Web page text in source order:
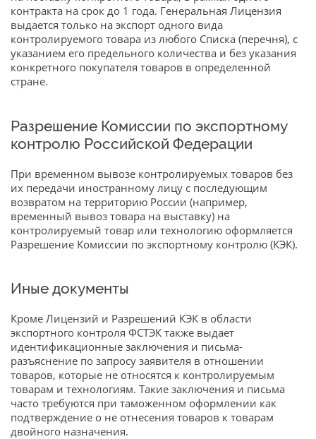
контракта на срок до 1 года. Генеральная Лицензия
выдается только на экспорт одного вида
контролируемого товара из любого Списка (перечня), с
указанием его предельного количества и без указания
конкретного покупателя товаров в определенной
стране.
Разрешение Комиссии по экспортному
контролю Российской Федерации
При временном вывозе контролируемых товаров без
их передачи иностранному лицу с последующим
возвратом на территорию России (например,
временный вывоз товара на выставку) на
контролируемый товар или технологию оформляется
Разрешение Комиссии по экспортному контролю (КЭК).
Иные документы
Кроме Лицензий и Разрешений КЭК в области
экспортного контроля ФСТЭК также выдает
идентификационные заключения и письма-
разъяснение по запросу заявителя в отношении
товаров, которые не относятся к контролируемым
товарам и технологиям. Такие заключения и письма
часто требуются при таможенном оформлении как
подтверждение о не отнесения товаров к товарам
двойного назначения.